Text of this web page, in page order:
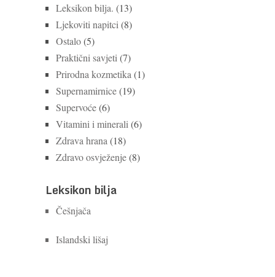
Leksikon bilja. (13)
Ljekoviti napitci(8)
Ostalo(5)
Praktični savjeti(7)
Prirodna kozmetika(1)
Supernamirnice(19)
Supervoće(6)
Vitamini i minerali(6)
Zdrava hrana(18)
Zdravo osvježenje(8)
Leksikon bilja
Češnjača
Islandski lišaj